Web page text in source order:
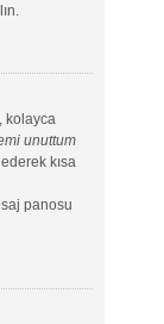
kolayca
unuttum
kısa
panosu